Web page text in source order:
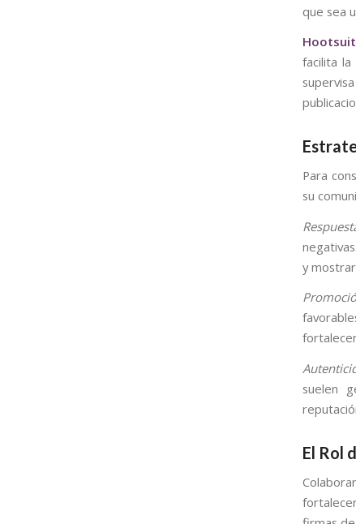
que sea
facilita la
Para
su
y
suelen
El Rol